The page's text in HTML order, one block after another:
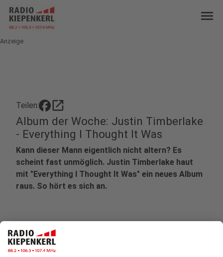
menu
Anzeige
Teilen: open_in_new
Album der Woche: Justin Timberlake
- Everything I Thought It Was
Kann dieser Mann eigentlich nicht altern? Es
scheint fast unmöglich. Justin Timberlake haut
mit "Everything I Thought It Was" ein neues Album
raus. So hört es sich an.
Anzeige